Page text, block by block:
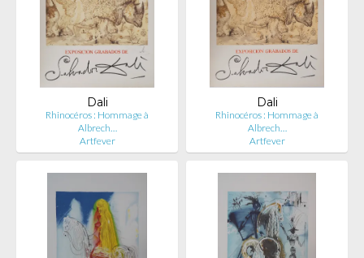
Dali
Rhinocéros : Hommage à
Albrech…
Artfever
Dali
Rhinocéros : Hommage à
Albrech…
Artfever